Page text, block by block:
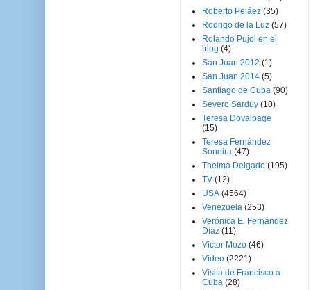
Roberto Peláez (35)
Rodrigo de la Luz (57)
Rolando Pujol en el
blog (4)
San Juan 2012 (1)
San Juan 2014 (5)
Santiago de Cuba (90)
Severo Sarduy (10)
Teresa Dovalpage
(15)
Teresa Fernández
Soneira (47)
Thelma Delgado (195)
TV (12)
USA (4564)
Venezuela (253)
Verónica E. Fernández
Díaz (11)
Victor Mozo (46)
Video (2221)
Visita de Francisco a
Cuba (28)